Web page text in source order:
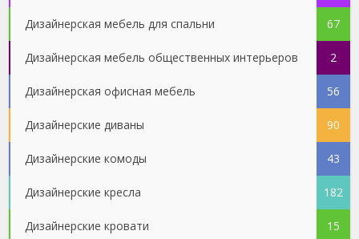
Дизайнерская мебель для спальни 67
Дизайнерская мебель общественных интерьеров 2
Дизайнерская офисная мебель 56
Дизайнерские диваны 90
Дизайнерские комоды 43
Дизайнерские кресла 182
Дизайнерские кровати 15